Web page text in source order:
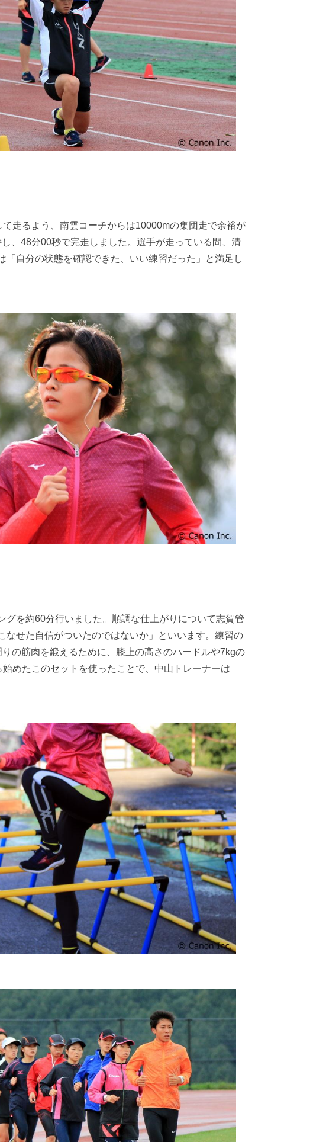
走るよう、南雲コーチからは10000mの集団走で余裕が
、48分00秒で完走しました。選手が走っている間、清
自分の状態を確認できた、いい練習だった」と満足し
を約60分行いました。順調な仕上がりについて志賀管
せた自信がついたのではないか」といいます。練習の
の筋肉を鍛えるために、膝上の高さのハードルや7kgの
めたこのセットを使ったことで、中山トレーナーは